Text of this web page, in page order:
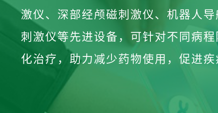
激仪、深部经颅磁刺激仪、机器人
刺激仪等先进设备，可针对不同病
化治疗，助力减少药物使用，促进